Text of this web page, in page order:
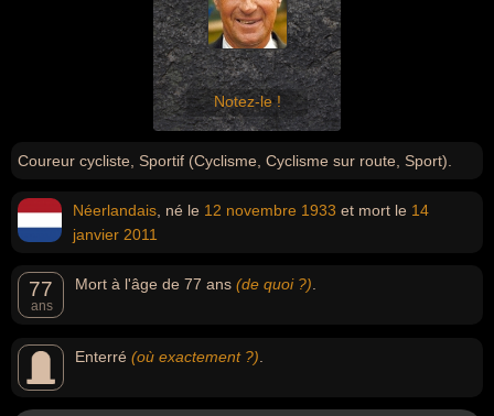
Notez-le !
Coureur cycliste, Sportif (Cyclisme, Cyclisme sur route, Sport).
Néerlandais , né le 12 novembre 1933 et mort le 14
janvier 2011
77
ans
Mort à l'âge de 77 ans (de quoi ?)
Enterré (où exactement ?)